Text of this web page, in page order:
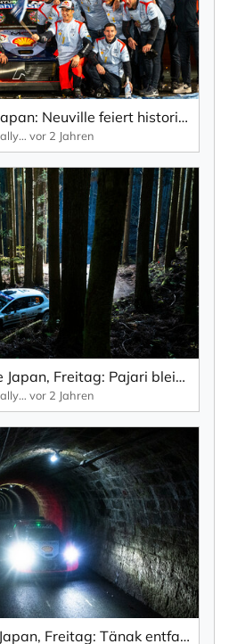
WRc 2024 | Rallye Japan: Neuville feiert historischen WRC-Titel und Toyota holt sich den Herstellertitel (EN).
FIA WRC 2024 – World Rallye Championship vor 2 Jahren
WRC2 2024 | Rallye Japan, Freitag: Pajari bleibt dran (EN).
FIA WRC 2024 – World Rallye Championship vor 2 Jahren
WRC 2024 | Rallye Japan, Freitag: Tänak entfacht Titeldrama während der Freitag Neuville in Japan frustriert (EN).